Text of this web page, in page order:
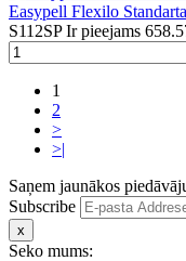
Easypell Flexilo
S112SP Ir pieejams
1
2
>
>|
Saņem jaunākos
Subscribe
x
Seko mums: